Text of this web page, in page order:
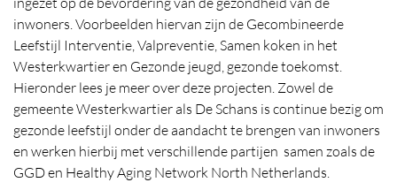
inwoners. Voorbeelden hiervan zijn de Gecombineerde
Leefstijl Interventie, Valpreventie, Samen koken in het
Westerkwartier en Gezonde jeugd, gezonde toekomst.
Hieronder lees je meer over deze projecten. Zowel de
gemeente Westerkwartier als De Schans is continue bezig om
gezonde leefstijl onder de aandacht te brengen van inwoners
en werken hierbij met verschillende partijen samen zoals de
GGD en Healthy Aging Network North Netherlands.